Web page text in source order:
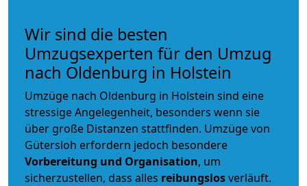
Wir sind die besten
Umzugsexperten für den Umzug
nach Oldenburg in Holstein
Umzüge nach Oldenburg in Holstein sind eine
stressige Angelegenheit, besonders wenn sie
über große Distanzen stattfinden. Umzüge von
Gütersloh erfordern jedoch besondere
Vorbereitung und Organisation, um
sicherzustellen, dass alles reibungslosverläuft.